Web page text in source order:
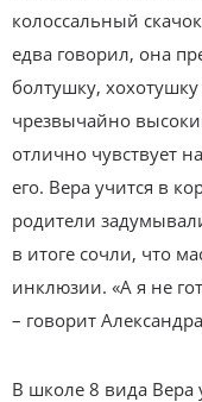
колоссальный
едва говорил, она
болтушку,
чрезвычайно
отлично чувствует
его. Вера учится в
родители
в итоге сочли, что
инклюзии. «А я не
– говорит
В школе 8 вида Вера